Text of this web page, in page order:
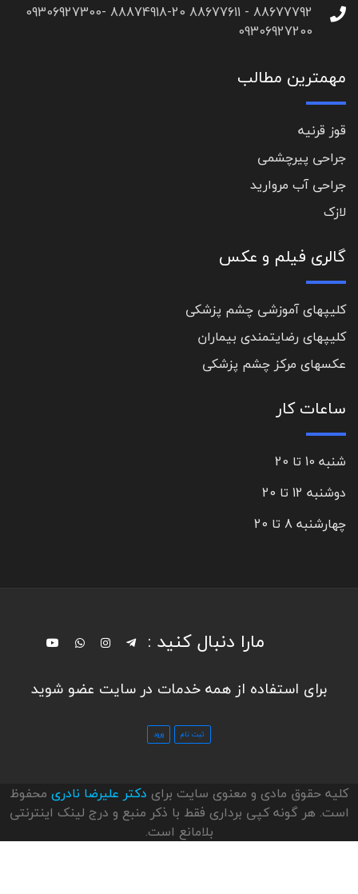
88677792 - 88677611 88874918-20 09306927300-
09306927200
مهمترین مطالب
قوز قرنیه
جراحی پیرچشمی
جراحی آب مروارید
لازک
گالری فیلم و عکس
کلیپهای آموزشی چشم پزشکی
کلیپهای رضایتمندی بیماران
عکسهای مرکز چشم پزشکی
ساعات کار
شنبه 10 تا 20
دوشنبه 12 تا 20
چهارشنبه 8 تا 20
مارا دنبال کنید :
برای استفاده از همه خدمات در سایت عضو شوید
کلیه حقوق مادی و معنوی سایت برای دکتر علیرضا نادری محفوظ
است. هر گونه کپی برداری فقط با ذکر منبع و درج لینک اینترنتی
بلامانع است.